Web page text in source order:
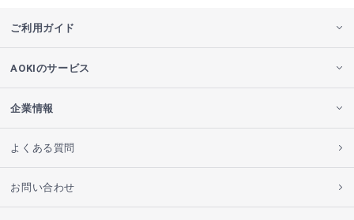
ご利用ガイド
AOKIのサービス
企業情報
よくある質問
お問い合わせ